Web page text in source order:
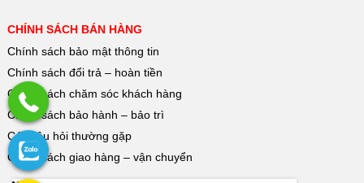
CHÍNH SÁCH BÁN HÀNG
Chính sách bảo mật thông tin
Chính sách đổi trả – hoàn tiền
Chính sách chăm sóc khách hàng
Chính sách bảo hành – bảo trì
Các câu hỏi thường gặp
Chính sách giao hàng – vận chuyển